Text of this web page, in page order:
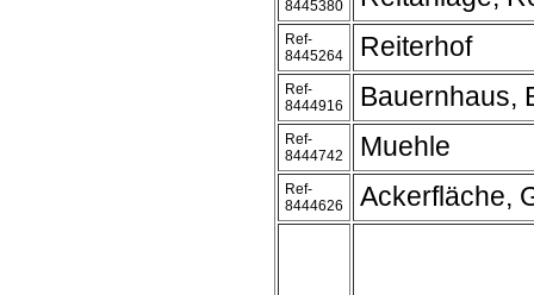
8445380
Ref-
8445264
Reiterhof
Ref-
8444916
Bauernhaus,
Ref-
8444742
Muehle
Ref-
8444626
Ackerfläche,